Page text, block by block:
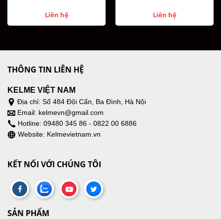
Liên hệ Liên hệ
THÔNG TIN LIÊN HỆ
KELME VIỆT NAM
Địa chỉ: Số 484 Đội Cấn, Ba Đình, Hà Nội
Email: kelmevn@gmail.com
​Hotline: 09480 345 86 - 0822 00 6886
Website: Kelmevietnam.vn
KẾT NỐI VỚI CHÚNG TÔI
SẢN PHẨM